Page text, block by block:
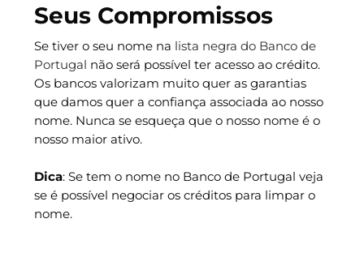
Seus Compromissos
Se tiver o seu nome na lista negra do Banco de
Portugal não será possível ter acesso ao crédito.
Os bancos valorizam muito quer as garantias
que damos quer a confiança associada ao nosso
nome. Nunca se esqueça que o nosso nome é o
nosso maior ativo.
Dica: Se tem o nome no Banco de Portugal veja
se é possível negociar os créditos para limpar o
nome.